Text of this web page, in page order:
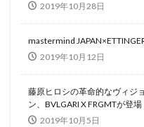
2019年10月28日
mastermind
2019年10月12日
藤原ヒロシの革命的なヴィジ
ン、BVLGARI X FRGMTが登場
2019年10月5日